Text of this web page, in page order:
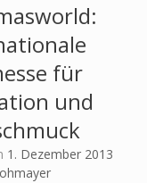
für
und
1. Dezember 2013